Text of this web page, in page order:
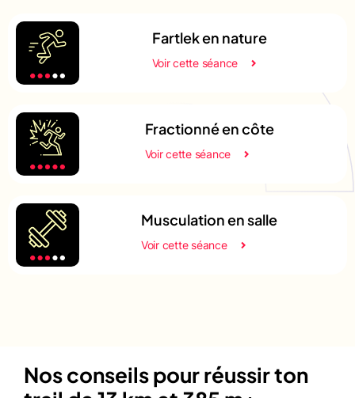
Fartlek en nature
Voir cette séance
Fractionné en côte
Voir cette séance
Musculation en salle
Voir cette séance
Nos conseils pour réussir ton